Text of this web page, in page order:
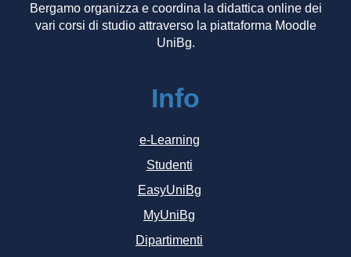
Bergamo organizza e coordina la didattica online dei
vari corsi di studio attraverso la piattaforma Moodle
UniBg.
Info
e-Learning
Studenti
EasyUniBg
MyUniBg
Dipartimenti